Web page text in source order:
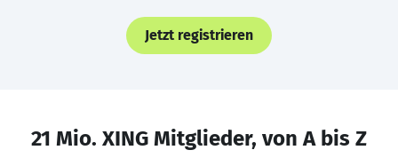
Jetzt registrieren
21 Mio. XING Mitglieder, von A bis Z